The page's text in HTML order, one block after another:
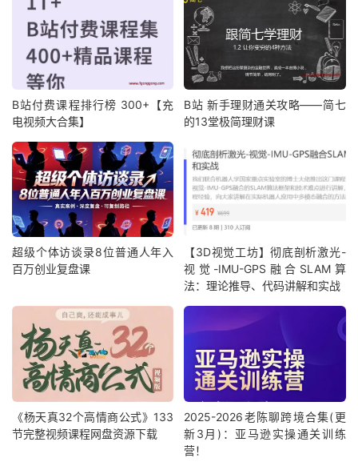
B站付费课程排行榜 300+【充
电视频大合集】
B站 新手理财通关攻略——简七
的13堂极简理财课
超级个体访谈录8位普通人年入
百万创业复盘课
【3D视觉工坊】彻底剖析激光-
视觉-IMU-GPS融合SLAM算
法：理论推导、代码讲解和实战
《杨天真32个高情商公式》133
节完整视频课程网盘资源下载
2025-2026老陈聊跨境合集(更
新3月)：亚马逊实操通关训练
营！